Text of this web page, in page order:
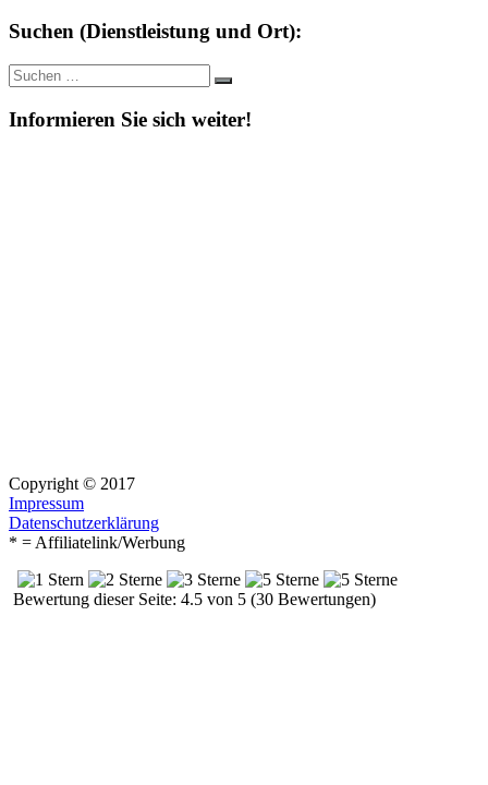
Suchen (Dienstleistung und Ort):
Suche
nach:
Suchen
Informieren Sie sich weiter!
Copyright © 2017
Impressum
Datenschutzerklärung
* = Affiliatelink/Werbung
Bewertung dieser Seite: 4.5 von 5 (30 Bewertungen)